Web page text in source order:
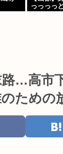
っっっっ
路…高市
ための